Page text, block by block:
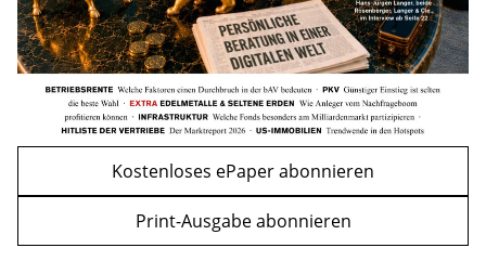
Kostenloses ePaper abonnieren
Print-Ausgabe abonnieren